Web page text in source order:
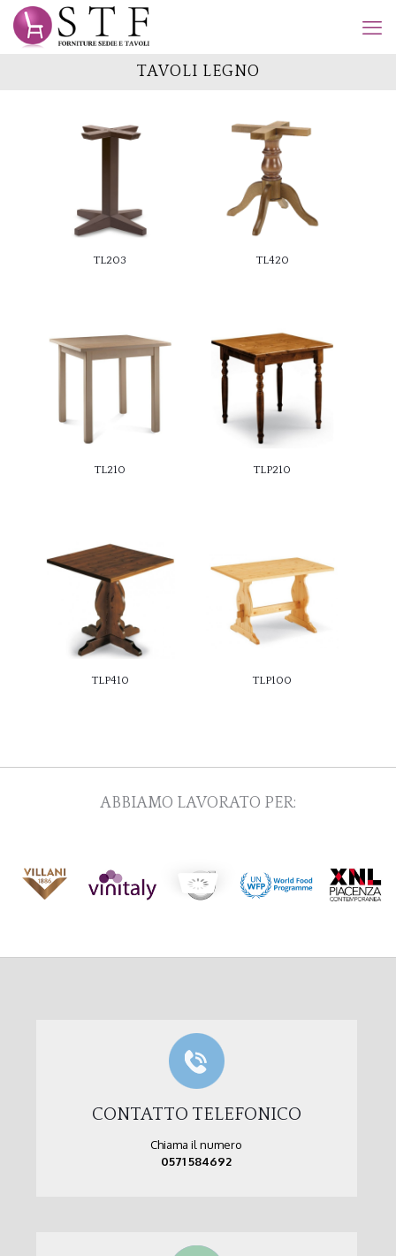
TAVOLI LEGNO
TL203 TL420
TL210 TLP210
TLP410 TLP100
ABBIAMO LAVORATO PER:
CONTATTO TELEFONICO
Chiama il numero
0571 584692